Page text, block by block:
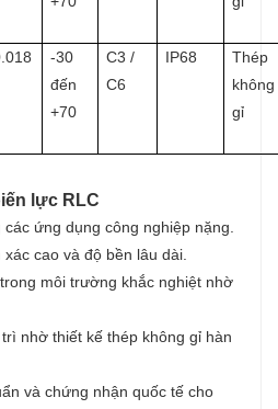
-30
đến
+70
C3 /
C6
IP68
Thép
không
gỉ
lực RLC
ứng dụng công nghiệp nặng.
cao và độ bền lâu dài.
môi trường khắc nghiệt nhờ
nhờ thiết kế thép không gỉ hàn
và chứng nhận quốc tế cho